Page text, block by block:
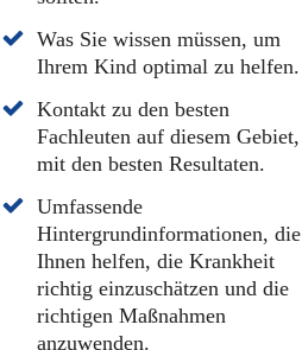
Was Sie wissen müssen, um
Ihrem Kind optimal zu helfen.
Kontakt zu den besten
Fachleuten auf diesem Gebiet,
mit den besten Resultaten.
Umfassende
Hintergrundinformationen, die
Ihnen helfen, die Krankheit
richtig einzuschätzen und die
richtigen Maßnahmen
anzuwenden.